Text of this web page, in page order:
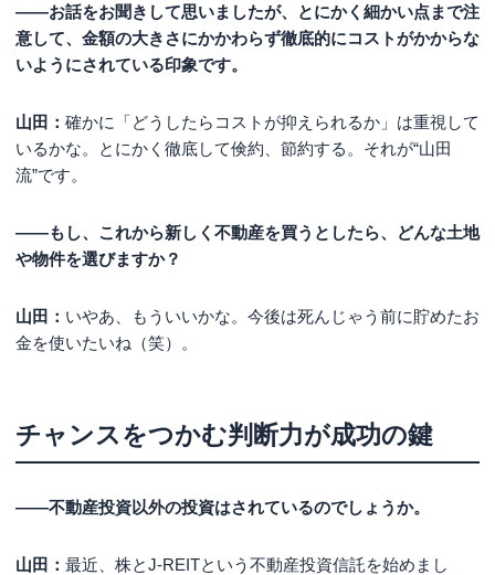
――お話をお聞きして思いましたが、とにかく細かい点まで注
意して、金額の大きさにかかわらず徹底的にコストがかからな
いようにされている印象です。
山田： 確かに「どうしたらコストが抑えられるか」は重視して
いるかな。とにかく徹底して倹約、節約する。それが“山田
流”です。
――もし、これから新しく不動産を買うとしたら、どんな土地
や物件を選びますか？
山田： いやあ、もういいかな。今後は死んじゃう前に貯めたお
金を使いたいね（笑）。
チャンスをつかむ判断力が成功の鍵
――不動産投資以外の投資はされているのでしょうか。
山田： 最近、株とJ-REITという不動産投資信託を始めまし